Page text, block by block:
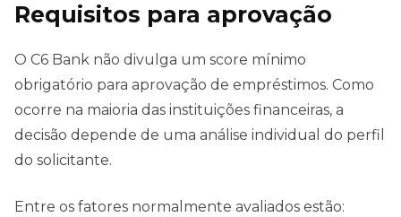
Requisitos para aprovação
O C6 Bank não divulga um score mínimo
obrigatório para aprovação de empréstimos. Como
ocorre na maioria das instituições financeiras, a
decisão depende de uma análise individual do perfil
do solicitante.
Entre os fatores normalmente avaliados estão: